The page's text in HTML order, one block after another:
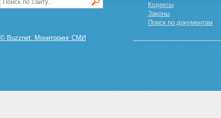
© Buzznet: Мониторинг СМИ
Кодексы
Законы
Поиск по документам